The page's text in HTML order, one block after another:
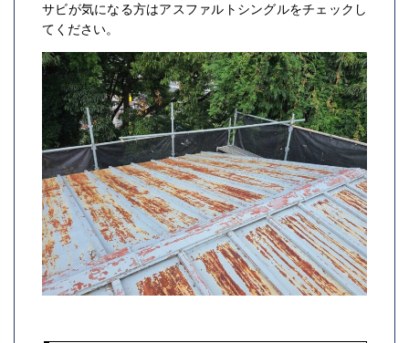
サビが気になる方はアスファルトシングルをチェックし
てください。